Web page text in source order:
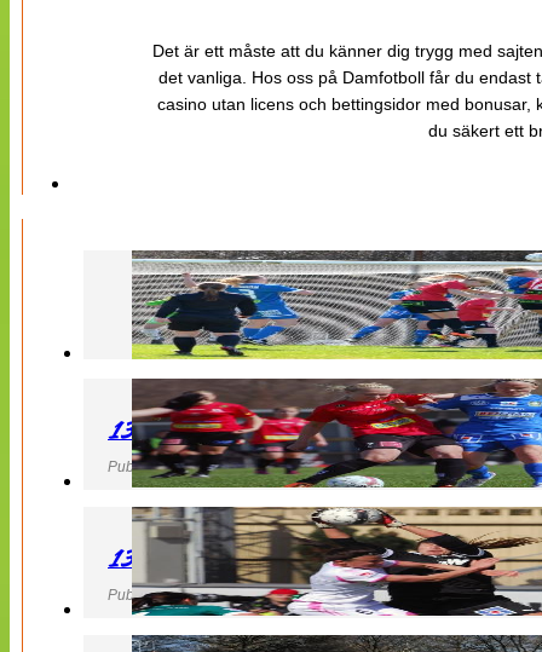
Det är ett måste att du känner dig trygg med
det vanliga. Hos oss på Damfotboll får du
casino utan licens och bettingsidor med
du säkert ett
130427 LB 07 – QBIK
Publicerad 27 April 2013, 22:40
130427 IF Limhamn Bunkeflo – QBIK
Publicerad 27 April 2013, 21:10